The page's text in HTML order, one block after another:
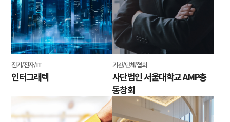
전기/전자/IT
인터그래텍
기관/단체/협회
사단법인 서울대학교 AMP총
동창회